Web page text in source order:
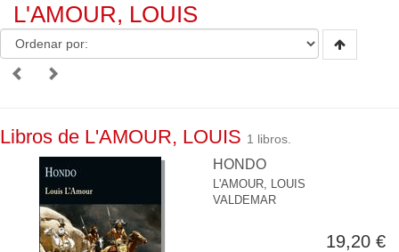
L'AMOUR, LOUIS
Libros de L'AMOUR, LOUIS 1 libros.
HONDO
L'AMOUR, LOUIS
VALDEMAR
19,20 €